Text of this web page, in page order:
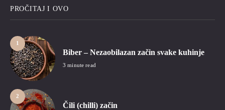
PROČITAJ I OVO
1
Biber – Nezaobilazan začin svake kuhinje
3 minute read
2
Čili (chilli) začin